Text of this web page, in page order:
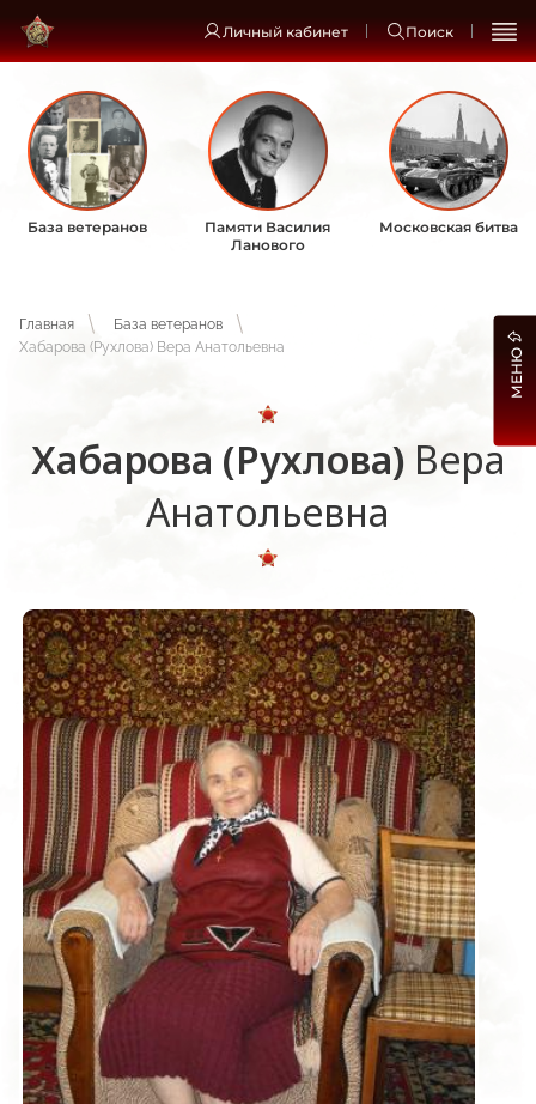
Личный кабинет Поиск
База ветеранов
Памяти Василия
Ланового
Московская битва
Главная
База ветеранов
Хабарова (Рухлова) Вера Анатольевна
Хабарова (Рухлова) Вера
Анатольевна
МЕНЮ